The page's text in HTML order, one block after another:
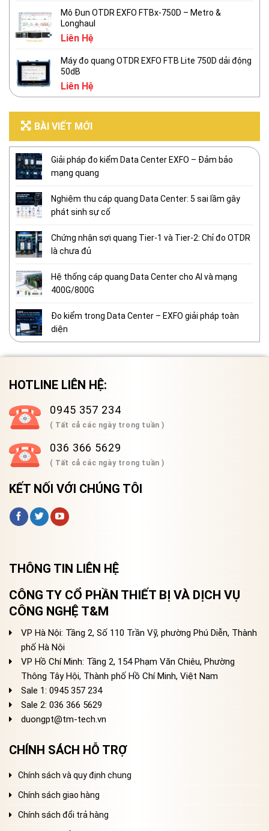
Mô Đun OTDR EXFO FTBx-750D – Metro &
Longhaul
Liên Hệ
Máy đo quang OTDR EXFO FTB Lite 750D dải động
50dB
Liên Hệ
BÀI VIẾT MỚI
Giải pháp đo kiểm Data Center EXFO – Đảm bảo
mạng quang
Nghiệm thu cáp quang Data Center: 5 sai lầm gây
phát sinh sự cố
Chứng nhận sợi quang Tier-1 và Tier-2: Chỉ đo OTDR
là chưa đủ
Hệ thống cáp quang Data Center cho AI và mạng
400G/800G
Đo kiểm trong Data Center – EXFO giải pháp toàn
diện
HOTLINE LIÊN HỆ:
0945 357 234
( Tất cả các ngày trong tuần )
036 366 5629
( Tất cả các ngày trong tuần )
KẾT NỐI VỚI CHÚNG TÔI
THÔNG TIN LIÊN HỆ
CÔNG TY CỔ PHẦN THIẾT BỊ VÀ DỊCH VỤ
CÔNG NGHỆ T&M
VP Hà Nội: Tầng 2, Số 110 Trần Vỹ, phường Phú Diễn, Thành
phố Hà Nội
VP Hồ Chí Minh: Tầng 2, 154 Phạm Văn Chiêu, Phường
Thông Tây Hội, Thành phố Hồ Chí Minh, Việt Nam
Sale 1: 0945 357 234
Sale 2: 036 366 5629
duongpt@tm-tech.vn
CHÍNH SÁCH HỖ TRỢ
Chính sách và quy định chung
Chính sách giao hàng
Chính sách đổi trả hàng